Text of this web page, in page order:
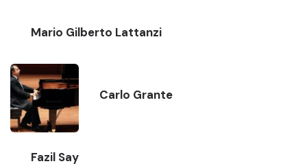
Mario Gilberto Lattanzi
Carlo Grante
Fazil Say